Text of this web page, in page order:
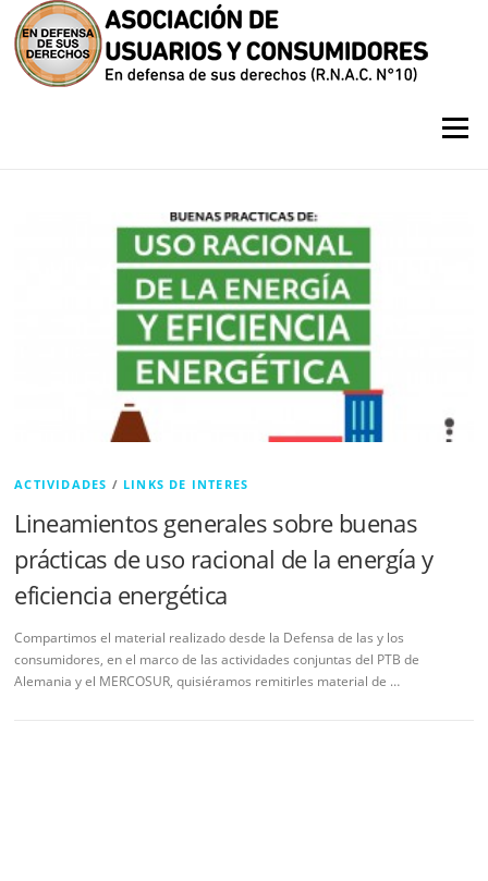
Saltar contenido
Menú
ACTIVIDADES / LINKS DE INTERES
Lineamientos generales sobre buenas
prácticas de uso racional de la energía y
eficiencia energética
Compartimos el material realizado desde la Defensa de las y los
consumidores, en el marco de las actividades conjuntas del PTB de
Alemania y el MERCOSUR, quisiéramos remitirles material de …